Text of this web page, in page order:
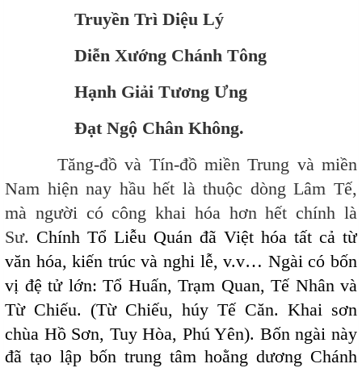
Truyền Trì Diệu Lý
Diễn Xướng Chánh Tông
Hạnh Giải Tương Ưng
Đạt Ngộ Chân Không.
Tăng-đồ và Tín-đồ miền Trung và miền
Nam hiện nay hầu hết là thuộc dòng Lâm Tế,
mà người có công khai hóa hơn hết chính là
Sư. Chính Tổ Liễu Quán đã Việt hóa tất cả từ
văn hóa, kiến trúc và nghi lễ, v.v… Ngài có bốn
vị đệ tử lớn: Tổ Huấn, Trạm Quan, Tế Nhân và
Từ Chiếu. (Từ Chiếu, húy Tế Căn. Khai sơn
chùa Hồ Sơn, Tuy Hòa, Phú Yên). Bốn ngài này
đã tạo lập bốn trung tâm hoằng dương Chánh